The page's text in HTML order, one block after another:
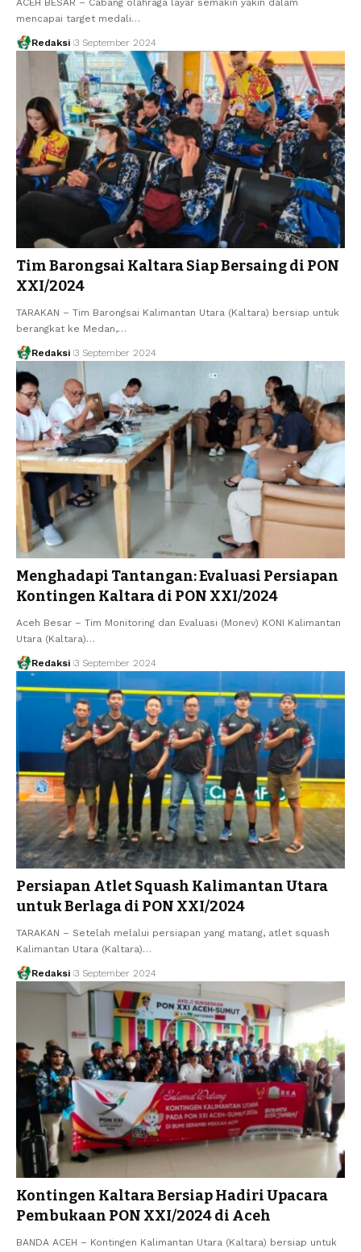
ACEH BESAR – Cabang olahraga layar semakin yakin dalam
mencapai target medali…
Redaksi 3 September 2024
Tim Barongsai Kaltara Siap Bersaing di PON
XXI/2024
TARAKAN – Tim Barongsai Kalimantan Utara (Kaltara) bersiap untuk
berangkat ke Medan,…
Redaksi 3 September 2024
Menghadapi Tantangan: Evaluasi Persiapan
Kontingen Kaltara di PON XXI/2024
Aceh Besar – Tim Monitoring dan Evaluasi (Monev) KONI Kalimantan
Utara (Kaltara)…
Redaksi 3 September 2024
Persiapan Atlet Squash Kalimantan Utara
untuk Berlaga di PON XXI/2024
TARAKAN – Setelah melalui persiapan yang matang, atlet squash
Kalimantan Utara (Kaltara)…
Redaksi 3 September 2024
Kontingen Kaltara Bersiap Hadiri Upacara
Pembukaan PON XXI/2024 di Aceh
BANDA ACEH – Kontingen Kalimantan Utara (Kaltara) bersiap untuk